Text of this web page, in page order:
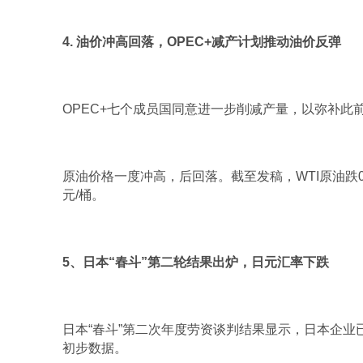
4. 油价冲高回落，OPEC+减产计划推动油价反弹
OPEC+七个成员国同意进一步削减产量，以弥补此
原油价格一度冲高，后回落。截至发稿，WTI原油
元/桶。
5、日本“春斗”第二轮结果出炉，日元汇率下跌
日本“春斗”第二次年度劳资谈判结果显示，日本企
初步数据。